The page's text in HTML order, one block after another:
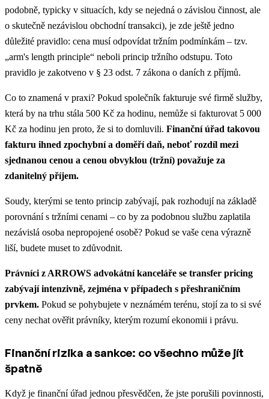
podobně, typicky v situacích, kdy se nejedná o závislou činnost, ale
o skutečně nezávislou obchodní transakci), je zde ještě jedno
důležité pravidlo: cena musí odpovídat tržním podmínkám – tzv.
„arm's length principle“ neboli princip tržního odstupu. Toto
pravidlo je zakotveno v § 23 odst. 7 zákona o daních z příjmů.
Co to znamená v praxi? Pokud společník fakturuje své firmě služby,
která by na trhu stála 500 Kč za hodinu, nemůže si fakturovat 5 000
Kč za hodinu jen proto, že si to domluvili. Finanční úřad takovou
fakturu ihned zpochybní a doměří daň, neboť rozdíl mezi
sjednanou cenou a cenou obvyklou (tržní) považuje za
zdanitelný příjem.
Soudy, kterými se tento princip zabývají, pak rozhodují na základě
porovnání s tržními cenami – co by za podobnou službu zaplatila
nezávislá osoba nepropojené osobě? Pokud se vaše cena výrazně
liší, budete muset to zdůvodnit.
Právníci z ARROWS advokátní kanceláře se transfer pricing
zabývají intenzivně, zejména v případech s přeshraničním
prvkem. Pokud se pohybujete v neznámém terénu, stojí za to si své
ceny nechat ověřit právníky, kterým rozumí ekonomii i právu.
Finanční rizika a sankce: co všechno může jít
špatně
Když je finanční úřad jednou přesvědčen, že jste porušili povinnosti,